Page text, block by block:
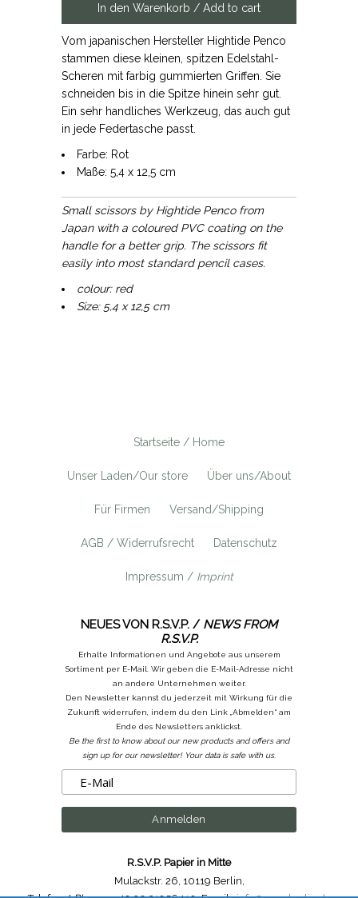
Vom japanischen Hersteller Hightide Penco
stammen diese kleinen, spitzen Edelstahl-
Scheren mit farbig gummierten Griffen. Sie
schneiden bis in die Spitze hinein sehr gut.
Ein sehr handliches Werkzeug, das auch gut
in jede Federtasche passt.
Farbe: Rot
Maße: 5,4 x 12,5 cm
Small scissors by Hightide Penco from
Japan with a coloured PVC coating on the
handle for a better grip. The scissors fit
easily into most standard pencil cases.
colour: red
Size: 5,4 x 12,5 cm
Startseite / Home
Unser Laden/Our store Über uns/About
Für Firmen Versand/Shipping
AGB / Widerrufsrecht Datenschutz
Impressum / Imprint
NEUES VON R.S.V.P. / NEWS FROM
R.S.V.P.
Erhalte Informationen und Angebote aus unserem
Sortiment per E-Mail. Wir geben die E-Mail-Adresse nicht
an andere Unternehmen weiter.
Den Newsletter kannst du jederzeit mit Wirkung für die
Zukunft widerrufen, indem du den Link „Abmelden“ am
Ende des Newsletters anklickst.
Be the first to know about our new products and offers and
sign up for our newsletter! Your data is safe with us.
R.S.V.P. Papier in Mitte
Mulackstr. 26 10119 Berlin